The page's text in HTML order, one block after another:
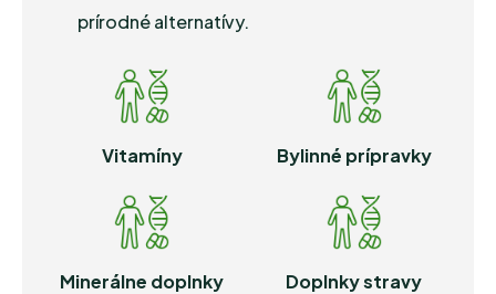
prírodné alternatívy.
Vitamíny Bylinné prípravky
Minerálne doplnky Doplnky stravy